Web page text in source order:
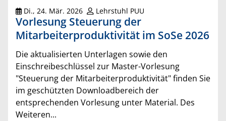
Di., 24. Mär. 2026 Lehrstuhl PUU
Vorlesung Steuerung der
Mitarbeiterproduktivität im SoSe 2026
Die aktualisierten Unterlagen sowie den
Einschreibeschlüssel zur Master-Vorlesung
"Steuerung der Mitarbeiterproduktivität" finden Sie
im geschützten Downloadbereich der
entsprechenden Vorlesung unter Material. Des
Weiteren...